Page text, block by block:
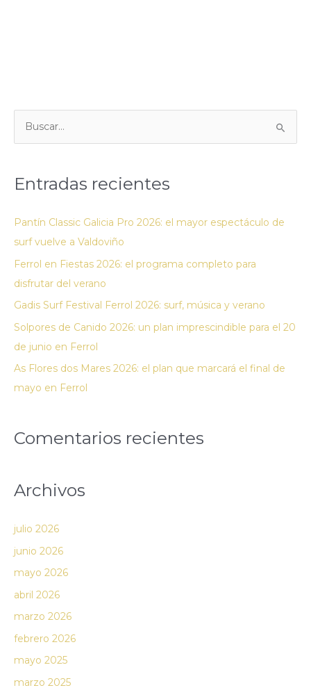
c
r
p
o
r
:
Entradas recientes
Pantín Classic Galicia Pro 2026: el mayor espectáculo de
surf vuelve a Valdoviño
Ferrol en Fiestas 2026: el programa completo para
disfrutar del verano
Gadis Surf Festival Ferrol 2026: surf, música y verano
Solpores de Canido 2026: un plan imprescindible para el 20
de junio en Ferrol
As Flores dos Mares 2026: el plan que marcará el final de
mayo en Ferrol
Comentarios recientes
Archivos
julio 2026
junio 2026
mayo 2026
abril 2026
marzo 2026
febrero 2026
mayo 2025
marzo 2025